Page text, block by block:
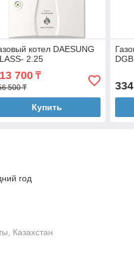
котел DAESUNG
2.25
700₸
500 ₸
Купить
год
Казахстан